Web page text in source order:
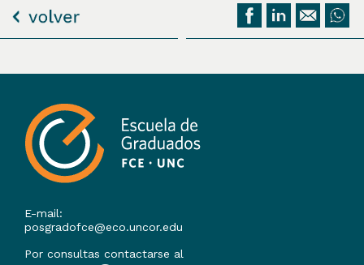
E-mail:
posgradofce@eco.uncor.edu
Por consultas contactarse al